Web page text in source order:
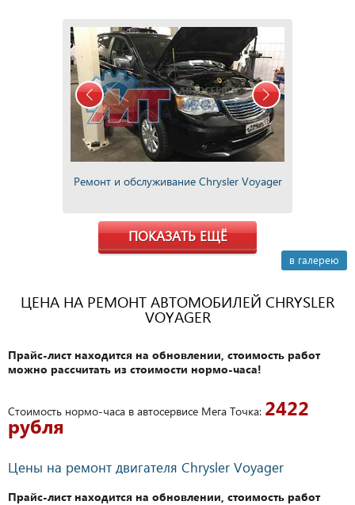
Ремонт и обслуживание Chrysler Voyager
ПОКАЗАТЬ ЕЩЁ
в галерею
ЦЕНА НА РЕМОНТ АВТОМОБИЛЕЙ CHRYSLER
VOYAGER
Прайс-лист находится на обновлении, стоимость работ
можно рассчитать из стоимости нормо-часа!
Стоимость нормо-часа в автосервисе Мега Точка: 2422
рубля
Цены на ремонт двигателя Chrysler Voyager
Прайс-лист находится на обновлении, стоимость работ